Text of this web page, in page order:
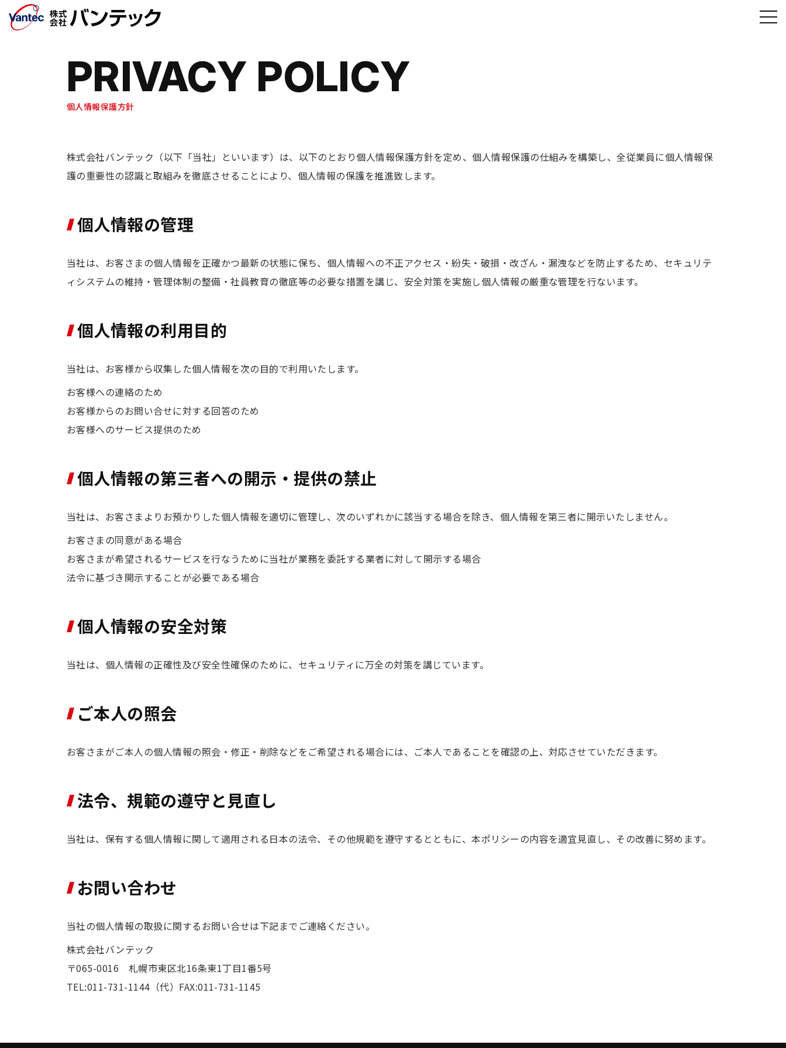
メインコンテンツへ移動
PRIVACY POLICY
個人情報保護方針
株式会社バンテック（以下「当社」といいます）は、以下のとおり個人情報保護方針を定め、個人情報保護の仕組みを構築し、全従業員に個人情報保
護の重要性の認識と取組みを徹底させることにより、個人情報の保護を推進致します。
個人情報の管理
当社は、お客さまの個人情報を正確かつ最新の状態に保ち、個人情報への不正アクセス・紛失・破損・改ざん・漏洩などを防止するため、セキュリテ
ィシステムの維持・管理体制の整備・社員教育の徹底等の必要な措置を講じ、安全対策を実施し個人情報の厳重な管理を行ないます。
個人情報の利用目的
当社は、お客様から収集した個人情報を次の目的で利用いたします。
お客様への連絡のため
お客様からのお問い合せに対する回答のため
お客様へのサービス提供のため
個人情報の第三者への開示・提供の禁止
当社は、お客さまよりお預かりした個人情報を適切に管理し、次のいずれかに該当する場合を除き、個人情報を第三者に開示いたしません。
お客さまの同意がある場合
お客さまが希望されるサービスを行なうために当社が業務を委託する業者に対して開示する場合
法令に基づき開示することが必要である場合
個人情報の安全対策
当社は、個人情報の正確性及び安全性確保のために、セキュリティに万全の対策を講じています。
ご本人の照会
お客さまがご本人の個人情報の照会・修正・削除などをご希望される場合には、ご本人であることを確認の上、対応させていただきます。
法令、規範の遵守と見直し
当社は、保有する個人情報に関して適用される日本の法令、その他規範を遵守するとともに、本ポリシーの内容を適宜見直し、その改善に努めます。
お問い合わせ
当社の個人情報の取扱に関するお問い合せは下記までご連絡ください。
株式会社バンテック
〒065-0016 札幌市東区北16条東1丁目1番5号
TEL:011-731-1144（代）FAX:011-731-1145